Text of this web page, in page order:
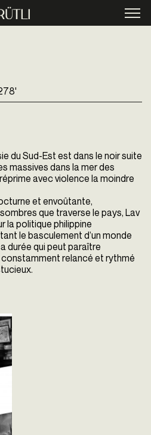
du Sud-Est est dans le noir suite
massives dans la mer des
avec violence la moindre
et envoûtante,
que traverse le pays, Lav
la politique philippine
le basculement d’un monde
durée qui peut paraître
relancé et rythmé